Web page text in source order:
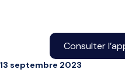
Consulter
13 septembre 2023